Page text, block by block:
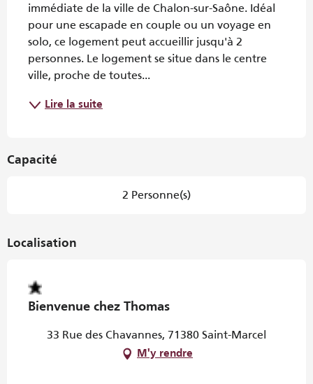
immédiate de la ville de Chalon-sur-Saône. Idéal
pour une escapade en couple ou un voyage en
solo, ce logement peut accueillir jusqu'à 2
personnes. Le logement se situe dans le centre
ville, proche de toutes...
Lire la suite
Capacité
2 Personne(s)
Localisation
Bienvenue chez Thomas
33 Rue des Chavannes, 71380 Saint-Marcel
M'y rendre